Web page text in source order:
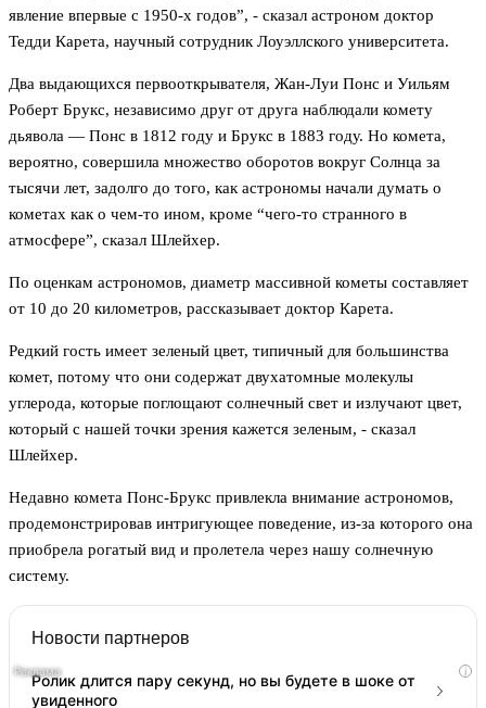
явление впервые с 1950-х годов”, - сказал астроном доктор
Тедди Карета, научный сотрудник Лоуэллского университета.
Два выдающихся первооткрывателя, Жан-Луи Понс и Уильям
Роберт Брукс, независимо друг от друга наблюдали комету
дьявола — Понс в 1812 году и Брукс в 1883 году. Но комета,
вероятно, совершила множество оборотов вокруг Солнца за
тысячи лет, задолго до того, как астрономы начали думать о
кометах как о чем-то ином, кроме “чего-то странного в
атмосфере”, сказал Шлейхер.
По оценкам астрономов, диаметр массивной кометы составляет
от 10 до 20 километров, рассказывает доктор Карета.
Редкий гость имеет зеленый цвет, типичный для большинства
комет, потому что они содержат двухатомные молекулы
углерода, которые поглощают солнечный свет и излучают цвет,
который с нашей точки зрения кажется зеленым, - сказал
Шлейхер.
Недавно комета Понс-Брукс привлекла внимание астрономов,
продемонстрировав интригующее поведение, из-за которого она
приобрела рогатый вид и пролетела через нашу солнечную
систему.
Новости партнеров
i
Ролик длится пару секунд, но вы будете в шоке от
увиденного